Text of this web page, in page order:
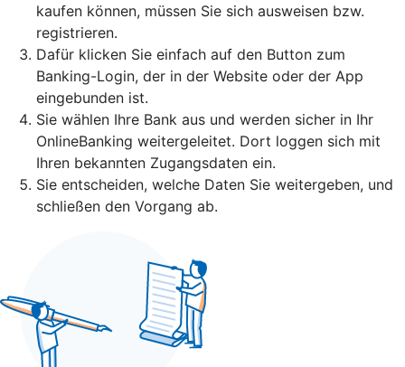
kaufen können, müssen Sie sich ausweisen bzw.
registrieren.
Dafür klicken Sie einfach auf den Button zum
Banking-Login, der in der Website oder der App
eingebunden ist.
Sie wählen Ihre Bank aus und werden sicher in Ihr
OnlineBanking weitergeleitet. Dort loggen sich mit
Ihren bekannten Zugangsdaten ein.
Sie entscheiden, welche Daten Sie weitergeben, und
schließen den Vorgang ab.